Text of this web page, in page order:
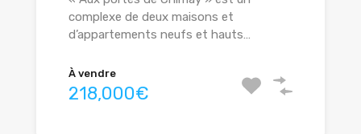
complexe de deux maisons et
d’appartements neufs et hauts…
À vendre
218,000€